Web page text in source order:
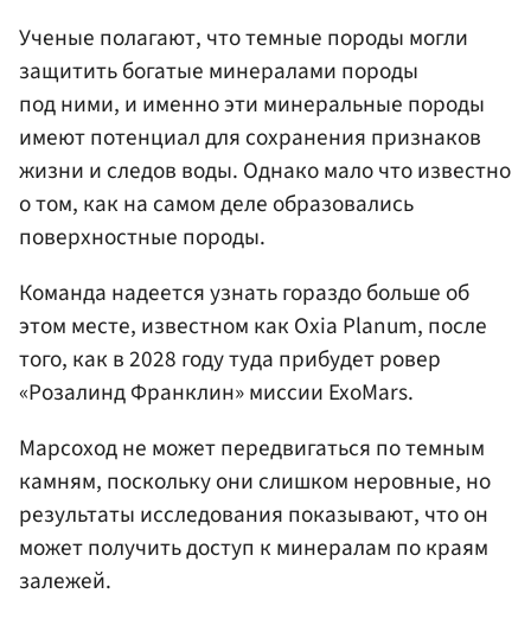
Ученые полагают, что темные породы могли
защитить богатые минералами породы
под ними, и именно эти минеральные породы
имеют потенциал для сохранения признаков
жизни и следов воды. Однако мало что известно
о том, как на самом деле образовались
поверхностные породы.
Команда надеется узнать гораздо больше об
этом месте, известном как Oxia Planum, после
того, как в 2028 году туда прибудет ровер
«Розалинд Франклин» миссии ExoMars.
Марсоход не может передвигаться по темным
камням, поскольку они слишком неровные, но
результаты исследования показывают, что он
может получить доступ к минералам по краям
залежей.